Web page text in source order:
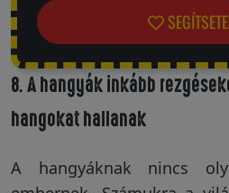
8. A hangyák inkább
hangokat hallanak
A hangyáknak nincs